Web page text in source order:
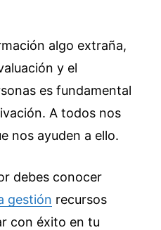
algo extraña,
y el
es fundamental
A todos nos
nos ayuden a ello.
debes conocer
gestión recursos
con éxito en tu